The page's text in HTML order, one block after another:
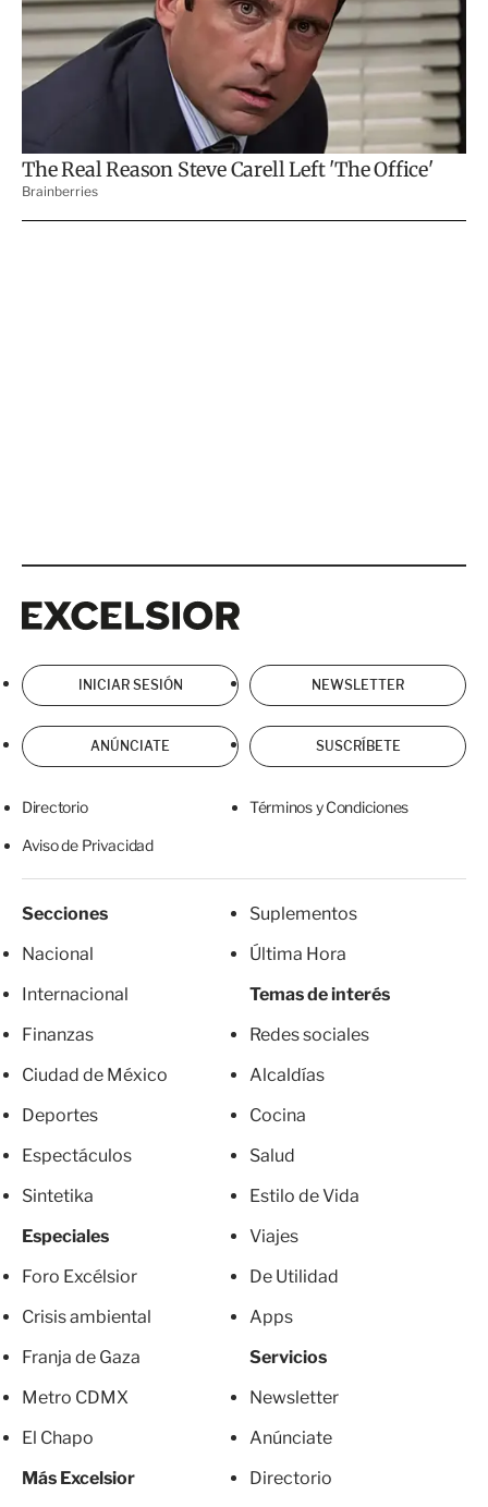
INICIAR SESIÓN NEWSLETTER
ANÚNCIATE SUSCRÍBETE
Directorio Términos y Condiciones
Aviso de Privacidad
Secciones
Nacional
Internacional
Finanzas
Ciudad de México
Deportes
Espectáculos
Sintetika
Especiales
Foro Excélsior
Crisis ambiental
Franja de Gaza
Metro CDMX
El Chapo
Más Excelsior
Suplementos
Última Hora
Temas de interés
Redes sociales
Alcaldías
Cocina
Salud
Estilo de Vida
Viajes
De Utilidad
Apps
Servicios
Newsletter
Anúnciate
Directorio